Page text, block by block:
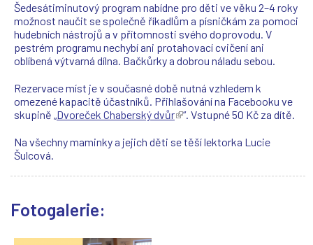
Šedesátiminutový program nabídne pro děti ve věku 2–4 roky
možnost naučit se společně říkadlům a písničkám za pomoci
hudebních nástrojů a v přítomnosti svého doprovodu. V
pestrém programu nechybí ani protahovací cvičení ani
oblíbená výtvarná dílna. Bačkůrky a dobrou náladu sebou.
Rezervace míst je v současné době nutná vzhledem k
omezené kapacitě účastníků. Přihlašování na Facebooku ve
skupině „Dvoreček Chaberský dvůr(
e
o
“. Vstupné 50 Kč za dítě.
Na všechny maminky a jejich děti se těší lektorka Lucie
Šulcová.
Fotogalerie: